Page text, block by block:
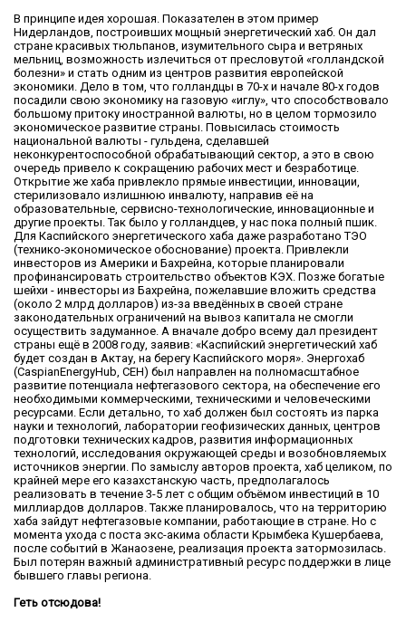
В принципе идея хорошая. Показателен в этом пример
Нидерландов, построивших мощный энергетический хаб. Он дал
стране красивых тюльпанов, изумительного сыра и ветряных
мельниц, возможность излечиться от пресловутой «голландской
болезни» и стать одним из центров развития европейской
экономики. Дело в том, что голландцы в 70-х и начале 80-х годов
посадили свою экономику на газовую «иглу», что способствовало
большому притоку иностранной валюты, но в целом тормозило
экономическое развитие страны. Повысилась стоимость
национальной валюты - гульдена, сделавшей
неконкурентоспособной обрабатывающий сектор, а это в свою
очередь привело к сокращению рабочих мест и безработице.
Открытие же хаба привлекло прямые инвестиции, инновации,
стерилизовало излишнюю инвалюту, направив её на
образовательные, сервисно-технологические, инновационные и
другие проекты. Так было у голландцев, у нас пока полный пшик.
Для Каспийского энергетического хаба даже разработано ТЭО
(технико-экономическое обоснование) проекта. Привлекли
инвесторов из Америки и Бахрейна, которые планировали
профинансировать строительство объектов КЭХ. Позже богатые
шейхи - инвесторы из Бахрейна, пожелавшие вложить средства
(около 2 млрд долларов) из-за введённых в своей стране
законодательных ограничений на вывоз капитала не смогли
осуществить задуманное. А вначале добро всему дал президент
страны ещё в 2008 году, заявив: «Каспийский энергетический хаб
будет создан в Актау, на берегу Каспийского моря». Энергохаб
(CaspianEnergyHub, CEH) был направлен на полномасштабное
развитие потенциала нефтегазового сектора, на обеспечение его
необходимыми коммерческими, техническими и человеческими
ресурсами. Если детально, то хаб должен был состоять из парка
науки и технологий, лаборатории геофизических данных, центров
подготовки технических кадров, развития информационных
технологий, исследования окружающей среды и возобновляемых
источников энергии. По замыслу авторов проекта, хаб целиком, по
крайней мере его казахстанскую часть, предполагалось
реализовать в течение 3-5 лет с общим объёмом инвестиций в 10
миллиардов долларов. Также планировалось, что на территорию
хаба зайдут нефтегазовые компании, работающие в стране. Но с
момента ухода с поста экс-акима области Крымбека Кушербаева,
после событий в Жанаозене, реализация проекта затормозилась.
Был потерян важный административный ресурс поддержки в лице
бывшего главы региона.
Геть отсюдова!